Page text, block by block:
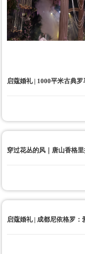
启蔻婚礼 | 1000平米古典
穿过花丛的风｜唐山香格
启蔻婚礼 | 成都尼依格罗